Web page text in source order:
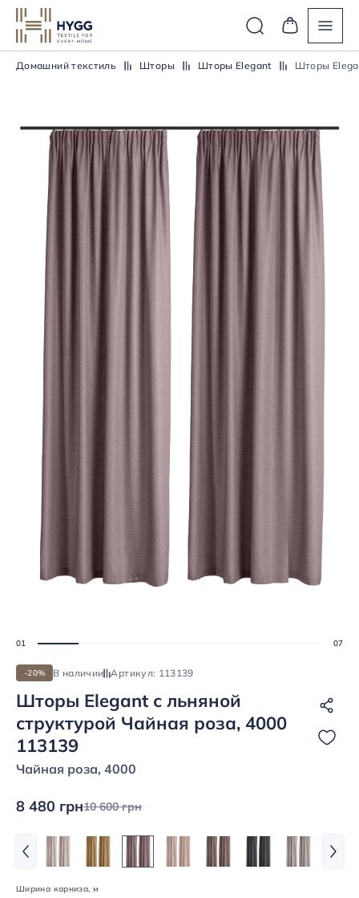
Домашний текстиль Шторы Шторы Elegant Шторы
-20% В наличии Артикул: 113139
Шторы Elegant с льняной
структурой Чайная роза, 4000
113139
Чайная роза, 4000
8 480 грн10 600 грн
Ширина карниза, м